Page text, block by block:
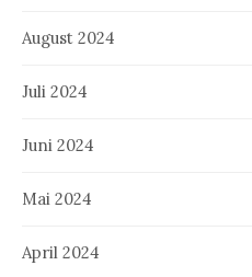
August 2024
Juli 2024
Juni 2024
Mai 2024
April 2024